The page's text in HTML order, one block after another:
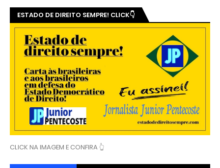
ESTADO DE DIREITO SEMPRE! CLICK👇
CLICK NA IMAGEM E CONFIRA 👆